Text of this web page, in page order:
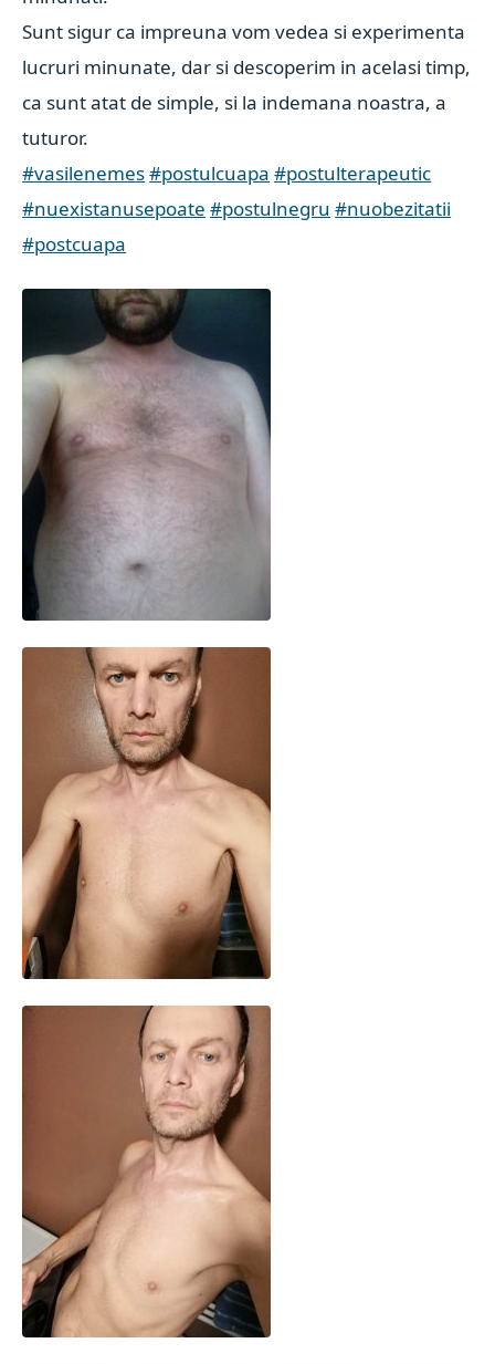
Sunt sigur ca impreuna vom vedea si experimenta
lucruri minunate, dar si descoperim in acelasi timp,
ca sunt atat de simple, si la indemana noastra, a
tuturor.
#vasilenemes#postulcuapa #postulterapeutic
#nuexistanusepoate #postulnegru #nuobezitatii
#postcuapa